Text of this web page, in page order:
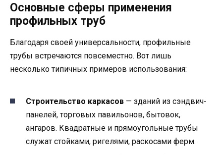
Основные сферы применения
профильных труб
Благодаря своей универсальности, профильные
трубы встречаются повсеместно. Вот лишь
несколько типичных примеров использования:
Строительство каркасов — зданий из сэндвич-
панелей, торговых павильонов, бытовок,
ангаров. Квадратные и прямоугольные трубы
служат стойками, ригелями, раскосами ферм.